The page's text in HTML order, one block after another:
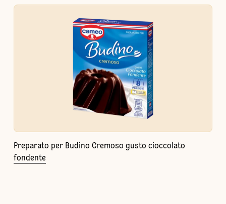
Preparato per Budino Cremoso gusto cioccolato
fondente